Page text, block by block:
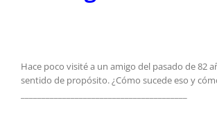
Hace poco visité a un amigo del pasado de 82
sentido de propósito. ¿Cómo sucede eso y